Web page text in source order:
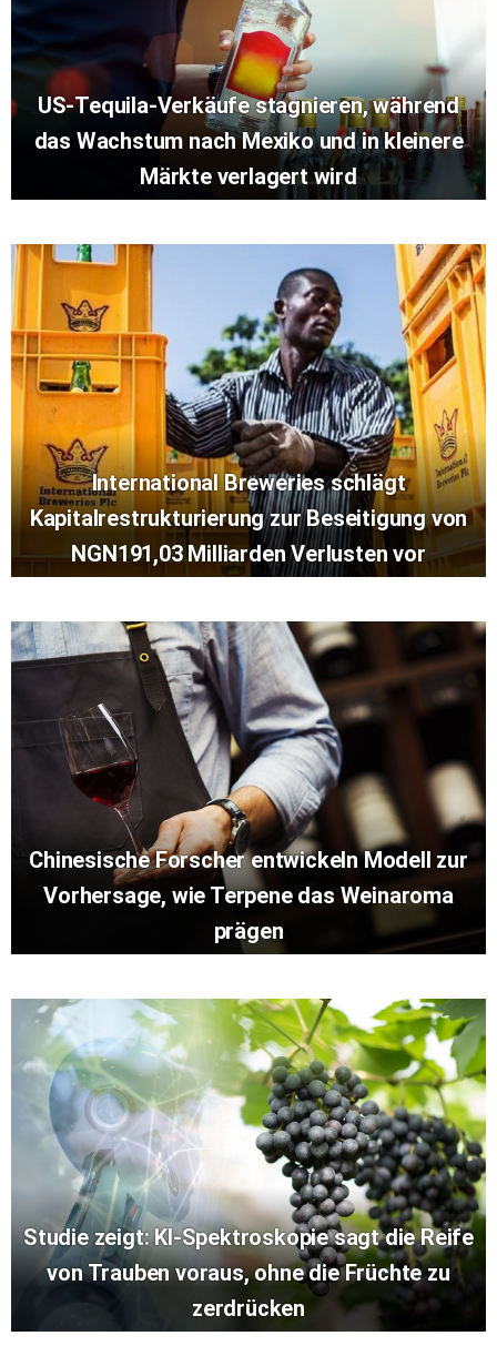
US-Tequila-Verkäufe stagnieren, während
das Wachstum nach Mexiko und in kleinere
Märkte verlagert wird
International Breweries schlägt
Kapitalrestrukturierung zur Beseitigung von
NGN191,03 Milliarden Verlusten vor
Chinesische Forscher entwickeln Modell zur
Vorhersage, wie Terpene das Weinaroma
prägen
Studie zeigt: KI-Spektroskopie sagt die Reife
von Trauben voraus, ohne die Früchte zu
zerdrücken